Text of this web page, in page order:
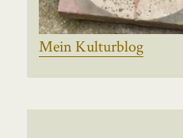
Mein Kulturblog